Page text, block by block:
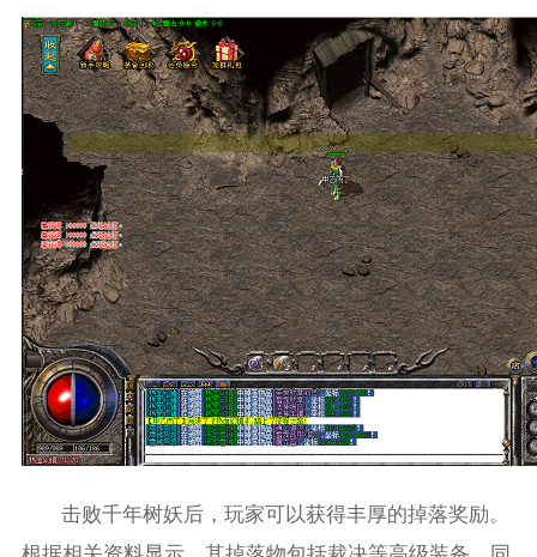
击败千年树妖后，玩家可以获得丰厚的掉落奖励。